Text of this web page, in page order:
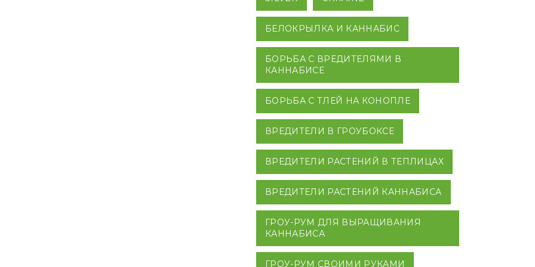
БЕЛОКРЫЛКА И КАННАБИС
БОРЬБА С ВРЕДИТЕЛЯМИ В
КАННАБИСЕ
БОРЬБА С ТЛЕЙ НА КОНОПЛЕ
ВРЕДИТЕЛИ В ГРОУБОКСЕ
ВРЕДИТЕЛИ РАСТЕНИЙ В ТЕПЛИЦАХ
ВРЕДИТЕЛИ РАСТЕНИЙ КАННАБИСА
ГРОУ-РУМ ДЛЯ ВЫРАЩИВАНИЯ
КАННАБИСА
ГРОУ-РУМ СВОИМИ РУКАМИ